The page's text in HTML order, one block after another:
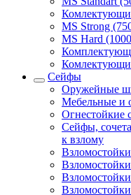
MS Strong
MS Hard
Сейфы
Оружейные
Мебельные и
Огнестойкие
Сейфы,
к взлому